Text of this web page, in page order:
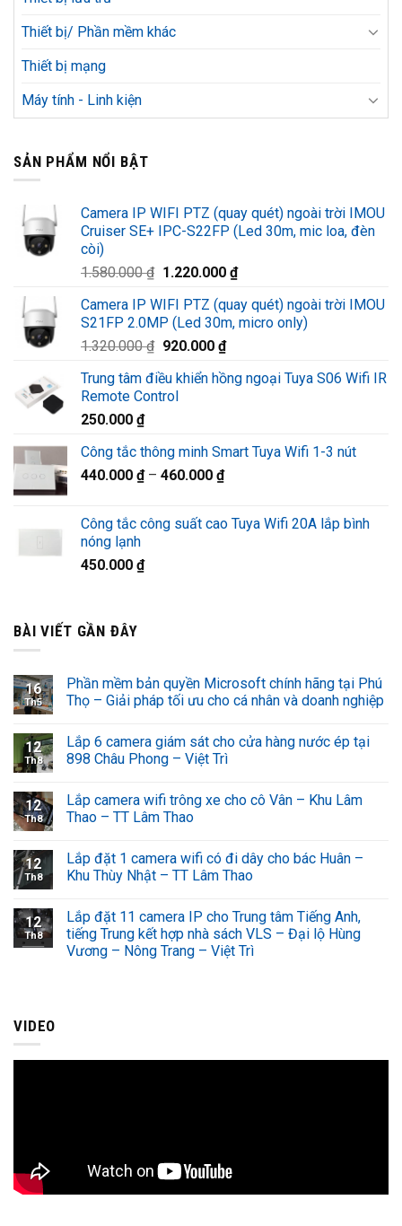
Thiết bị/ Phần mềm khác
Thiết bị mạng
Máy tính - Linh kiện
SẢN PHẨM NỔI BẬT
Camera IP WIFI PTZ (quay quét) ngoài trời IMOU
Cruiser SE+ IPC-S22FP (Led 30m, mic loa, đèn
còi)
1.580.000₫ Giá
là:
1.580.000 ₫.
1.220.000 ₫Giá
tại
là:
Camera IP WIFI PTZ (quay quét) ngoài trời IMOU
S21FP 2.0MP (Led 30m, micro only)
1.320.000₫ Giá
là:
1.320.000 ₫.
920.000 ₫Giá
tại
Trung tâm điều khiển hồng ngoại Tuya S06 Wifi IR
Remote Control
250.000 ₫
Công tắc thông minh Smart Tuya Wifi 1-3 nút
440.000 ₫– 460.000 ₫
Công tắc công suất cao Tuya Wifi 20A lắp bình
nóng lạnh
450.000 ₫
BÀI VIẾT GẦN ĐÂY
16
Th5
Phần mềm bản quyền Microsoft chính hãng tại Phú
Thọ – Giải pháp tối ưu cho cá nhân và doanh nghiệp
12
Th8
Lắp 6 camera giám sát cho cửa hàng nước ép tại
898 Châu Phong – Việt Trì
12
Th8
Lắp camera wifi trông xe cho cô Vân – Khu Lâm
Thao – TT Lâm Thao
12
Th8
Lắp đặt 1 camera wifi có đi dây cho bác Huân –
Khu Thùy Nhật – TT Lâm Thao
12
Th8
Lắp đặt 11 camera IP cho Trung tâm Tiếng Anh,
tiếng Trung kết hợp nhà sách VLS – Đại lộ Hùng
Vương – Nông Trang – Việt Trì
VIDEO